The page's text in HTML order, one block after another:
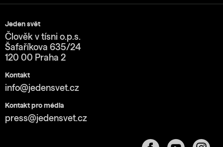
Jeden svět
Člověk v tísni o.p.s.
Šafaříkova 635/24
120 00 Praha 2
Kontakt
info@jedensvet.cz
Kontakt pro média
press@jedensvet.cz